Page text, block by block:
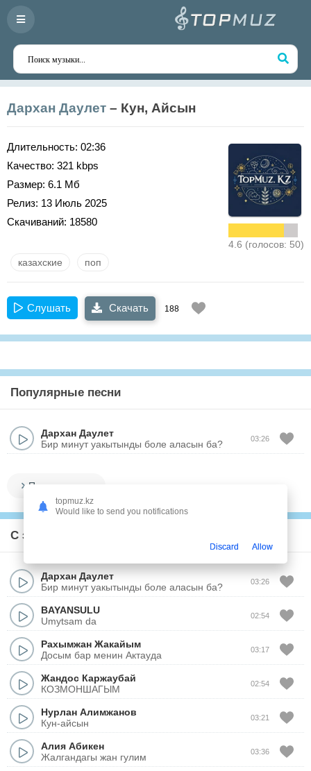
Дархан Даулет – Кун, Айсын
Длительность: 02:36
Качество: 321 kbps
Размер: 6.1 Мб
Релиз: 13 Июль 2025
Скачиваний: 18580
4.6 (голосов: 50)
казахские поп
Слушать Скачать 188
Популярные песни
Дархан Даулет
Бир минут уакытынды боле аласын ба?
03:26
Показать все
С этим треком слушают
Дархан Даулет
Бир минут уакытынды боле аласын ба?
03:26
BAYANSULU
Umytsam da
02:54
Рахымжан Жакайым
Досым бар менин Актауда
03:17
Жандос Каржаубай
КОЗМОНШАГЫМ
02:54
Нурлан Алимжанов
Кун-айсын
03:21
Алия Абикен
Жалгандагы жан гулим
03:36
topmuz.kz
Would like to send you notifications
Discard Allow